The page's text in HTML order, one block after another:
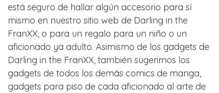
está seguro de hallar algún accesorio para sí
mismo en nuestro sitio web de Darling in the
FranXX, o para un regalo para un niño o un
aficionado ya adulto. Asimismo de los gadgets de
Darling in the FranXX, también sugerimos los
gadgets de todos los demás comics de manga,
gadgets para piso de cada aficionado al arte de